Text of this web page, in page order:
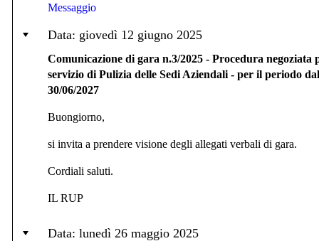
Messaggio
Data: giovedì 12 giugno 2025
Comunicazione di gara n.3/2025 - Procedura negoziata
servizio di Pulizia delle Sedi Aziendali - per il periodo
30/06/2027
Buongiorno,
si invita a prendere visione degli allegati verbali di gara.
Cordiali saluti.
IL RUP
Data: lunedì 26 maggio 2025